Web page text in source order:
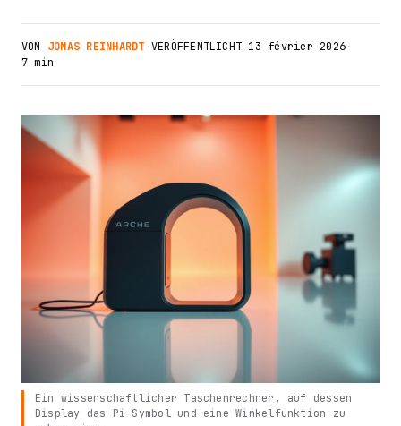
VON JONAS REINHARDT ·VERÖFFENTLICHT 13 février 2026·
7 min
Ein wissenschaftlicher Taschenrechner, auf dessen
Display das Pi-Symbol und eine Winkelfunktion zu